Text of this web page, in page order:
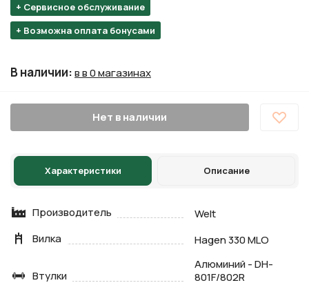
+ Сервисное обслуживание
+ Возможна оплата бонусами
В наличии:в в 0 магазинах
Нет в наличии
Характеристики Описание
Производитель
Welt
Вилка
Hagen 330 MLO
Втулки
Алюминий - DH-
801F/802R